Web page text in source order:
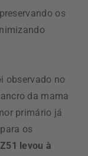
os
observado no
da mama
primário já
os
levou à